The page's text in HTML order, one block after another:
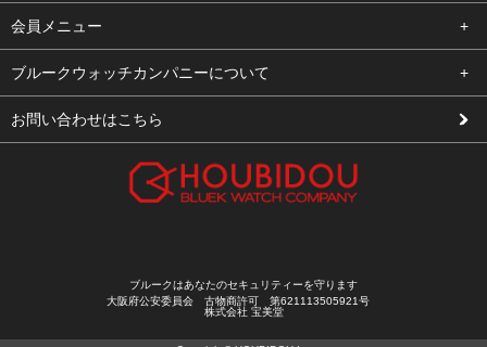
よくある質問
支払い・送料
修理依頼
会員メニュー
ログイン
お気に入り
ブルークウォッチカンパニーについて
会社概要
お問い合わせはこちら
ブルークはあなたのセキュリティーを守ります
大阪府公安委員会 古物商許可 第621113505921号
株式会社 宝美堂